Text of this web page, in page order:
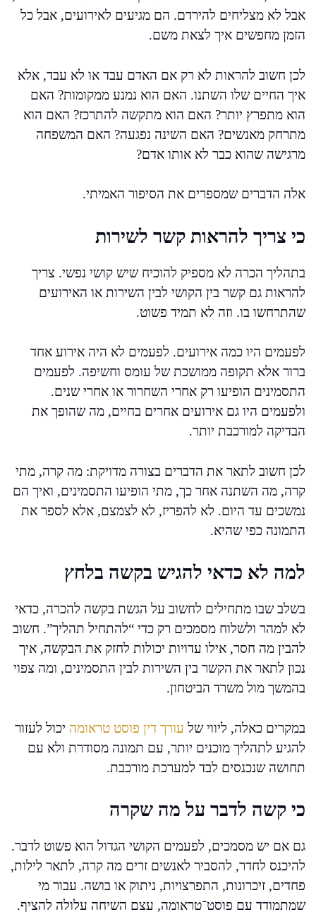
אבל לא מצליחים להירדם. הם מגיעים לאירועים, אבל כל
הזמן מחפשים איך לצאת משם.
לכן חשוב להראות לא רק אם האדם עבד או לא עבד, אלא
איך החיים שלו השתנו. האם הוא נמנע ממקומות? האם
הוא מתפרץ יותר? האם הוא מתקשה להתרכז? האם הוא
מתרחק מאנשים? האם השינה נפגעה? האם המשפחה
מרגישה שהוא כבר לא אותו אדם?
אלה הדברים שמספרים את הסיפור האמיתי.
כי צריך להראות קשר לשירות
בתהליך הכרה לא מספיק להוכיח שיש קושי נפשי. צריך
להראות גם קשר בין הקושי לבין השירות או האירועים
שהתרחשו בו. וזה לא תמיד פשוט.
לפעמים היו כמה אירועים. לפעמים לא היה אירוע אחד
ברור אלא תקופה ממושכת של עומס וחשיפה. לפעמים
התסמינים הופיעו רק אחרי השחרור או אחרי שנים.
ולפעמים היו גם אירועים אחרים בחיים, מה שהופך את
הבדיקה למורכבת יותר.
לכן חשוב לתאר את הדברים בצורה מדויקת: מה קרה, מתי
קרה, מה השתנה אחר כך, מתי הופיעו התסמינים, ואיך הם
נמשכים עד היום. לא להפריז, לא לצמצם, אלא לספר את
התמונה כפי שהיא.
למה לא כדאי להגיש בקשה בלחץ
בשלב שבו מתחילים לחשוב על הגשת בקשה להכרה, כדאי
לא למהר ולשלוח מסמכים רק כדי “להתחיל תהליך”. חשוב
להבין מה חסר, אילו עדויות יכולות לחזק את הבקשה, איך
נכון לתאר את הקשר בין השירות לבין התסמינים, ומה צפוי
בהמשך מול משרד הביטחון.
במקרים כאלה, ליווי של עורך דין פוסט טראומה יכול לעזור
להגיע לתהליך מוכנים יותר, עם תמונה מסודרת ולא עם
תחושה שנכנסים לבד למערכת מורכבת.
כי קשה לדבר על מה שקרה
גם אם יש מסמכים, לפעמים הקושי הגדול הוא פשוט לדבר.
להיכנס לחדר, להסביר לאנשים זרים מה קרה, לתאר לילות,
פחדים, זיכרונות, התפרצויות, ניתוק או בושה. עבור מי
שמתמודד עם פוסט־טראומה, עצם השיחה עלולה להציף.